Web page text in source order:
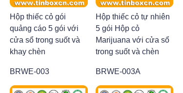
Hộp thiếc cỏ gói
quảng cáo 5 gói với
cửa sổ trong suốt và
khay chèn
BRWE-003
Hộp thiếc cỏ tự nhiên
5 gói Hộp cỏ
Marijuana với cửa sổ
trong suốt và chèn
BRWE-003A